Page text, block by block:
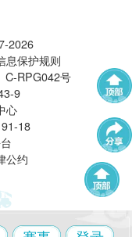
帮派联赛
赛事中心
2026
息保护规则
C-RPG042号
9
心
18
公约